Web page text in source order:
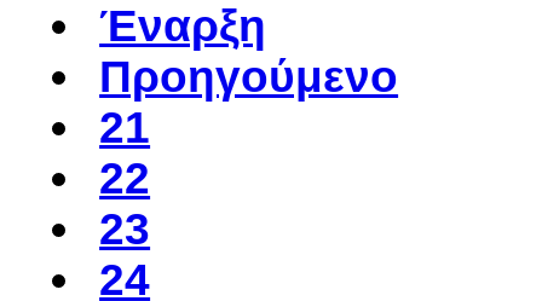
Έναρξη
Προηγούμενο
21
22
23
24